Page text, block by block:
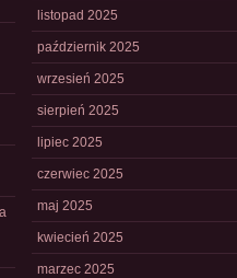
listopad 2025
październik 2025
wrzesień 2025
sierpień 2025
lipiec 2025
czerwiec 2025
maj 2025
kwiecień 2025
marzec 2025